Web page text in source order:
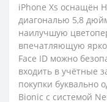
iPhone Xs оснащён
диагональю 5,8
наилучшую
впечатляющую
Face ID можно
входить в учётные
покупки буквально
Bionic с системой